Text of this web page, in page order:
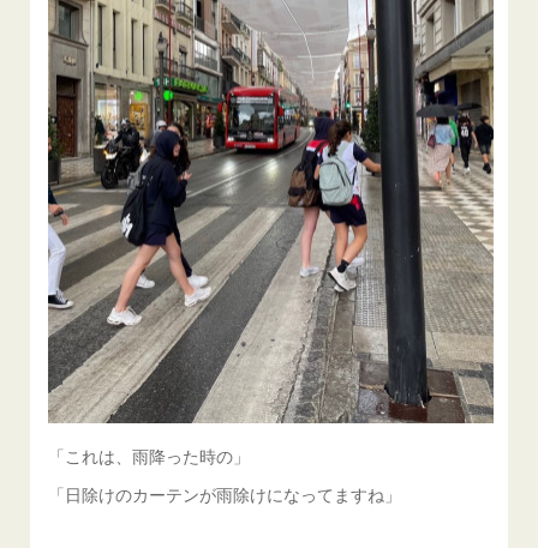
「これは、雨降った時の」
「日除けのカーテンが雨除けになってますね」